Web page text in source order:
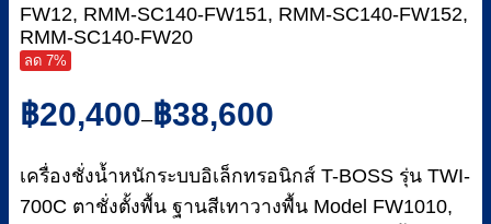
FW12, RMM-SC140-FW151, RMM-SC140-FW152,
RMM-SC140-FW20
ลด 7%
฿20,400–฿38,600
Price
range:
through
฿38,600
เครื่องชั่งน้ำหนักระบบอิเล็กทรอนิกส์ T-BOSS รุ่น TWI-
700C ตาชั่งตั้งพื้น ฐานสีเทาวางพื้น Model FW1010,